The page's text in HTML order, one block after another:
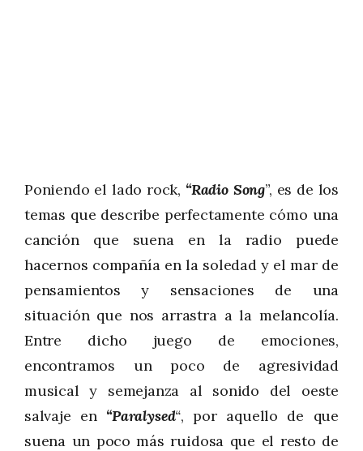
Poniendo el lado rock, “Radio Song”, es de los
temas que describe perfectamente cómo una
canción que suena en la radio puede
hacernos compañía en la soledad y el mar de
pensamientos y sensaciones de una
situación que nos arrastra a la melancolía.
Entre dicho juego de emociones,
encontramos un poco de agresividad
musical y semejanza al sonido del oeste
salvaje en “Paralysed“, por aquello de que
suena un poco más ruidosa que el resto de